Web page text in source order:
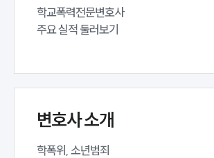
대륜법률상담예약
학교폭력전문변호사
주요 실적 둘러보기
변호사 소개
학폭위, 소년범죄